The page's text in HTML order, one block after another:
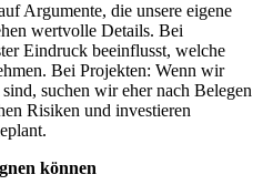
Argumente, die unsere eigene
wertvolle Details. Bei
Eindruck beeinflusst, welche
Bei Projekten: Wenn wir
suchen wir eher nach Belegen
Risiken und investieren
können